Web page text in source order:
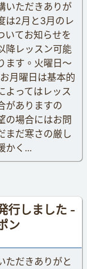
いただきありが
は2月と3月のレ
いてお知らせを
降レッスン可能
ます。火曜日〜
月曜日は基本的
よってはレッス
がありますの
の場合にはお問
まだ寒さの厳し
かく...
行しました -
ン
ただきありがと